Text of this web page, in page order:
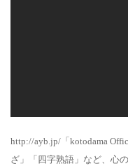
http://ayb.jp/「kotodama
ざ」「四字熟語」など、心